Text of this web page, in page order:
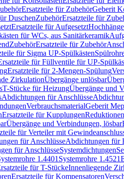
Ersatzteile für ZubehörGeberit
DuschenZubehörErsatzteile für
Ersatzteile für Aufgesetzt
für WCs, aus Sanitärkeramik
ZubehörErsatzteile für Zubehör
für Sigma UP-Spülkästen
für Füllventile für UP-
Ersatzteile für 2-Mengen-Spülung
ZirkulationÜbergänge unlösbar
T-Stücke für HeizungÜbergänge und
Abdichtungen für Anschlüsse
VerbrauchsmaterialGeberit
Ersatzteile für KupplungenReduktionen
Übergänge und Verbindungen, lösbar
für Verteiler mit
für AnschlüsseAbdichtungen für
für AnschlüsseSystemdichtungen
1.4401 Systemrohre 1.4521
für T-StückeInnenliegende
Ersatzteile für Kompensatoren